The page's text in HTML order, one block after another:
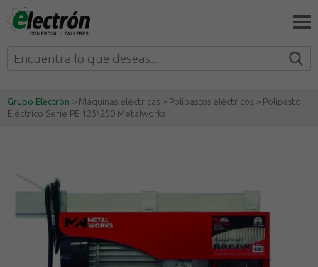
Grupo Electrón > Máquinas eléctricas > Polipastos eléctricos > Polipasto
Eléctrico Serie PE 125\250 Metalworks